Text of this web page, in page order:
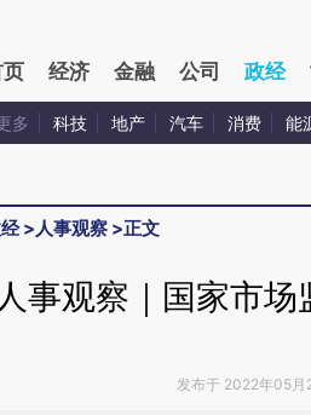
经济 金融 公司 政经
多 科技 地产 汽车 消费 能
>人事观察 >正文
人事观察｜国家市
发布于 2022年05